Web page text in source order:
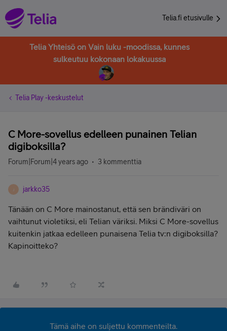
Telia.fi etusivulle
Telia Yhteisö on Vain luku -moodissa, kunnes
sulkeutuu kokonaan lokakuussa
Telia Play -keskustelut
C More-sovellus edelleen punainen Telian
digiboksilla?
Forum|Forum|4 years ago 3 kommenttia
J jarkko35
Tänään on C More mainostanut, että sen brändiväri on
vaihtunut violetiksi, eli Telian väriksi. Miksi C More-sovellus
kuitenkin jatkaa edelleen punaisena Telia tv:n digiboksilla?
Kapinoitteko?
Tämä aihe on suljettu kommenteilta.